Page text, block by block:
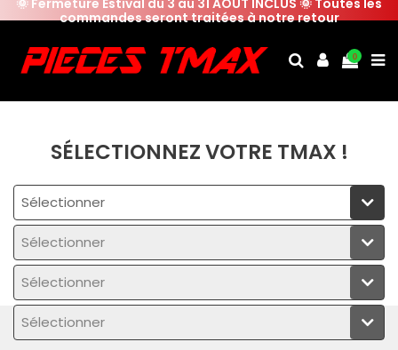
commandes seront traitées à notre retour
0
SÉLECTIONNEZ VOTRE TMAX !
Sélectionner
Sélectionner
Sélectionner
Sélectionner